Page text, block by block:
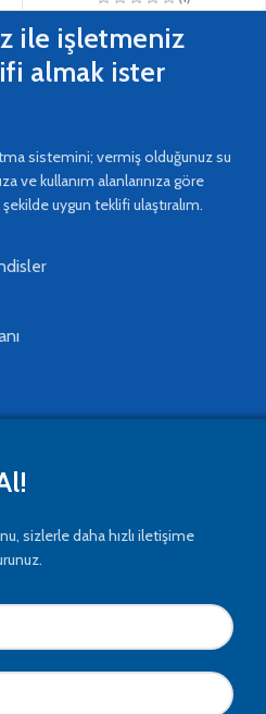
ile işletmeniz
almak ister
sistemini; vermiş olduğunuz su
ve kullanım alanlarınıza göre
uygun teklifi ulaştıralım.
sizlerle daha hızlı iletişime